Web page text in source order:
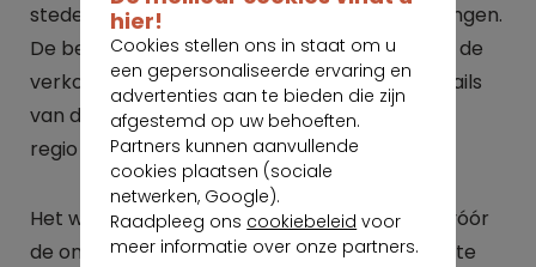
stedenbouwkundige certificaten en vergunningen.
De bestemming van het gebouw moet ook in de
verkoopadvertentie worden vermeld. De details
van de te verstrekken informatie kunnen van
regio tot regio verschillen.
Het wordt echter aangeraden dat de koper vóór
de ondertekening van het compromis de vente
hier!
Cookies stellen ons in staat om u
een gepersonaliseerde ervaring en
advertenties aan te bieden die zijn
afgestemd op uw behoeften.
Partners kunnen aanvullende
cookies plaatsen (sociale
netwerken, Google).
Raadpleeg ons cookiebeleid voor
meer informatie over onze partners.